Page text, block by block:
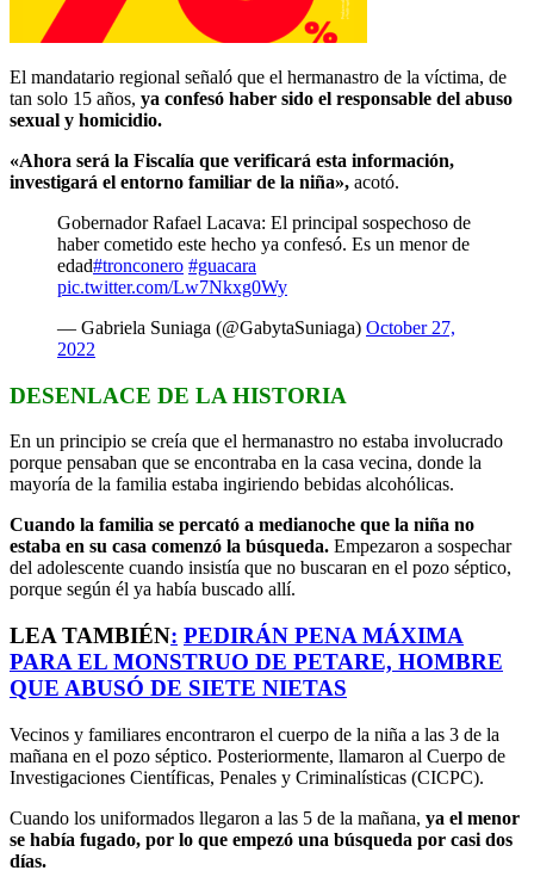
El mandatario regional señaló que el hermanastro de la víctima, de
tan solo 15 años, ya confesó haber sido el responsable del abuso
sexual y homicidio.
«Ahora será la Fiscalía que verificará esta información,
investigará el entorno familiar de la niña», acotó.
Gobernador Rafael Lacava: El principal sospechoso de
haber cometido este hecho ya confesó. Es un menor de
edad#tronconero #guacara
pic.twitter.com/Lw7Nkxg0Wy
— Gabriela Suniaga (@GabytaSuniaga) October 27,
2022
DESENLACE DE LA HISTORIA
En un principio se creía que el hermanastro no estaba involucrado
porque pensaban que se encontraba en la casa vecina, donde la
mayoría de la familia estaba ingiriendo bebidas alcohólicas.
Cuando la familia se percató a medianoche que la niña no
estaba en su casa comenzó la búsqueda. Empezaron a sospechar
del adolescente cuando insistía que no buscaran en el pozo séptico,
porque según él ya había buscado allí.
LEA TAMBIÉN: PEDIRÁN PENA MÁXIMA
PARA EL MONSTRUO DE PETARE, HOMBRE
QUE ABUSÓ DE SIETE NIETAS
Vecinos y familiares encontraron el cuerpo de la niña a las 3 de la
mañana en el pozo séptico. Posteriormente, llamaron al Cuerpo de
Investigaciones Científicas, Penales y Criminalísticas (CICPC).
Cuando los uniformados llegaron a las 5 de la mañana, ya el menor
se había fugado, por lo que empezó una búsqueda por casi dos
días.